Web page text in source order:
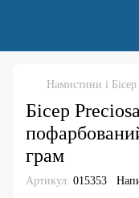
Намистини і Бісер
Бісер
грам
Артикул: 015353